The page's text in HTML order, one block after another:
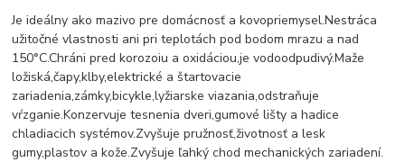
Je ideálny ako mazivo pre domácnosť a kovopriemysel.Nestráca
užitočné vlastnosti ani pri teplotách pod bodom mrazu a nad
150°C.Chráni pred korozoiu a oxidáciou,je vodoodpudivý.Maže
ložiská,čapy,klby,elektrické a štartovacie
zariadenia,zámky,bicykle,lyžiarske viazania,odstraňuje
vŕzganie.Konzervuje tesnenia dveri,gumové lišty a hadice
chladiacich systémov.Zvyšuje pružnosť,životnosť a lesk
gumy,plastov a kože.Zvyšuje ľahký chod mechanických zariadení.